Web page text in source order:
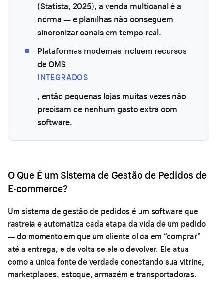
(Statista, 2025), a venda multicanal é a
norma — e planilhas não conseguem
sincronizar canais em tempo real.
Plataformas modernas incluem recursos
de OMS
INTEGRADOS
, então pequenas lojas muitas vezes não
precisam de nenhum gasto extra com
software.
O Que É um Sistema de Gestão de Pedidos de
E-commerce?
Um sistema de gestão de pedidos é um software que
rastreia e automatiza cada etapa da vida de um pedido
— do momento em que um cliente clica em “comprar”
até a entrega, e de volta se ele o devolver. Ele atua
como a única fonte de verdade conectando sua vitrine,
marketplaces, estoque, armazém e transportadoras.